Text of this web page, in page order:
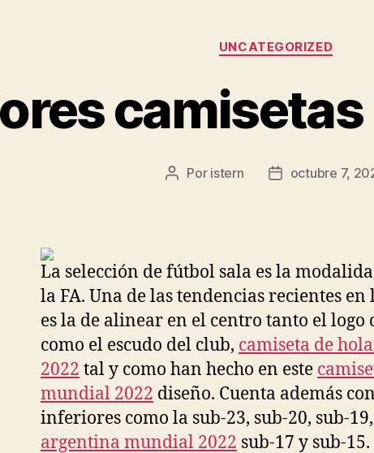
Categorías
UNCATEGORIZED
Autor
Por istern
Fechaoctubre 7,
La selección de fútbol sala es la
la FA. Una de las tendencias recientes
es la de alinear en el centro tanto el logo
como el escudo del club, camiseta de
2022 tal y como han hecho en este
mundial 2022 diseño. Cuenta además
inferiores como la sub-23, sub-20, sub-19,
argentina mundial 2022 sub-17 y sub-15.